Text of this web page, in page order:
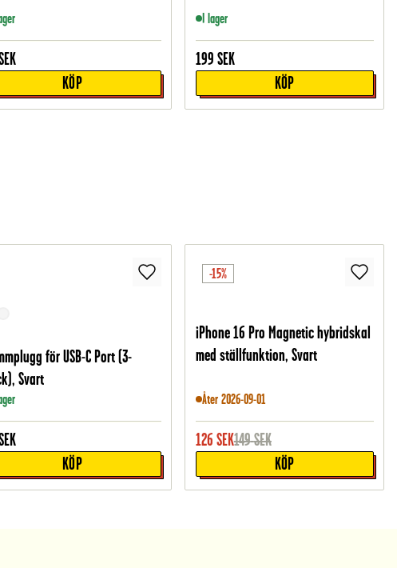
KÖP
I lager
199 SEK
KÖP
för USB-C Port (3-
Svart
KÖP
-15%
iPhone 16 Pro Magnetic hybridskal
med ställfunktion, Svart
Åter 2026-09-01
126 SEK149SEK
KÖP